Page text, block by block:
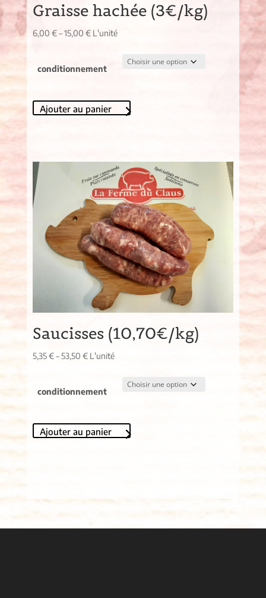
Graisse hachée (3€/kg)
6,00 €–15,00 € L'unité
conditionnement
Ajouter au panier
Saucisses (10,70€/kg)
5,35€–53,50 € L'unité
conditionnement
Ajouter au panier